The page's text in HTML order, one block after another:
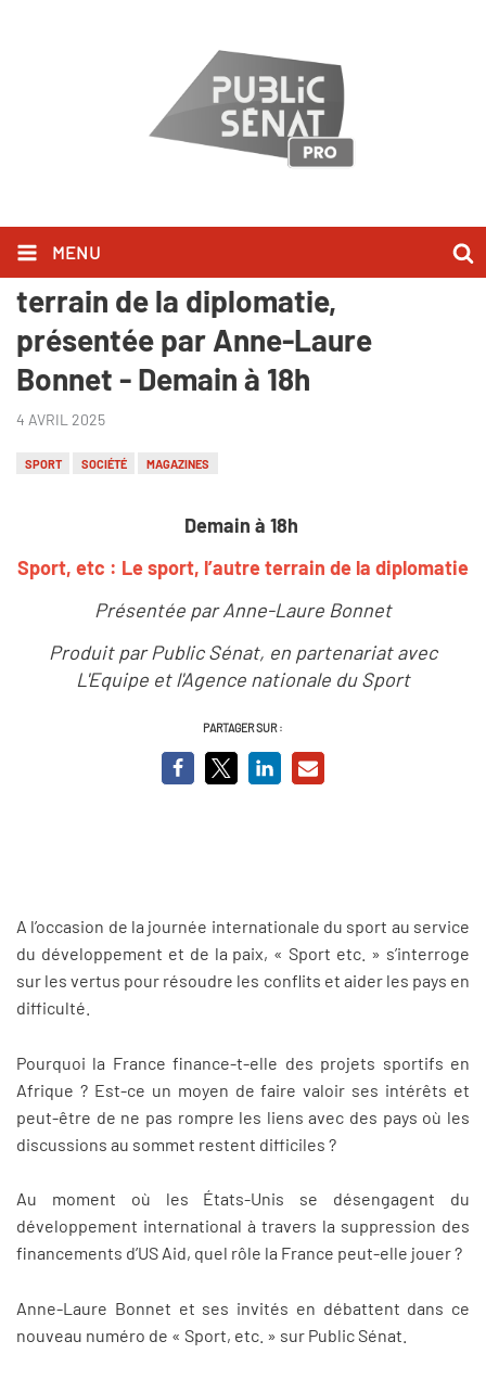
MENU
Sport, etc. : Le sport, l’autre
terrain de la diplomatie,
présentée par Anne-Laure
Bonnet - Demain à 18h
4 AVRIL 2025
SPORT SOCIÉTÉ MAGAZINES
Demain à 18h
Sport, etc : Le sport, l’autre terrain de la diplomatie
Présentée par Anne-Laure Bonnet
Produit par Public Sénat, en partenariat avec
L'Equipe et l'Agence nationale du Sport
PARTAGER SUR :
A l’occasion de la journée internationale du sport au service
du développement et de la paix, « Sport etc. » s’interroge
sur les vertus pour résoudre les conflits et aider les pays en
difficulté.
Pourquoi la France finance-t-elle des projets sportifs en
Afrique ? Est-ce un moyen de faire valoir ses intérêts et
peut-être de ne pas rompre les liens avec des pays où les
discussions au sommet restent difficiles ?
Au moment où les États-Unis se désengagent du
développement international à travers la suppression des
financements d’US Aid, quel rôle la France peut-elle jouer ?
Anne-Laure Bonnet et ses invités en débattent dans ce
nouveau numéro de « Sport, etc. » sur Public Sénat.